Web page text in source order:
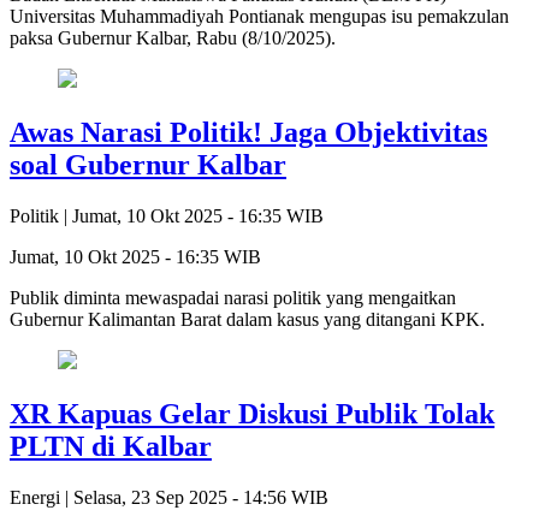
Universitas Muhammadiyah Pontianak mengupas isu pemakzulan
paksa Gubernur Kalbar, Rabu (8/10/2025).
Awas Narasi Politik! Jaga Objektivitas
soal Gubernur Kalbar
Politik | Jumat, 10 Okt 2025 - 16:35 WIB
Jumat, 10 Okt 2025 - 16:35 WIB
Publik diminta mewaspadai narasi politik yang mengaitkan
Gubernur Kalimantan Barat dalam kasus yang ditangani KPK.
XR Kapuas Gelar Diskusi Publik Tolak
PLTN di Kalbar
Energi | Selasa, 23 Sep 2025 - 14:56 WIB